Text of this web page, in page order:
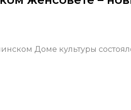
Доме культуры